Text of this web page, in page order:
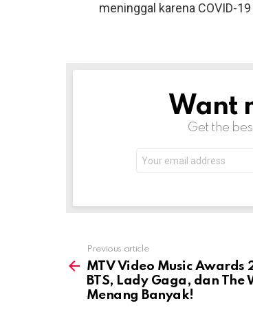
meninggal karena COVID-
NEWSLETTERWant
Get the
address:
more
Previous article
MTV Video Music Awards
BTS, Lady Gaga, dan The
Menang Banyak!